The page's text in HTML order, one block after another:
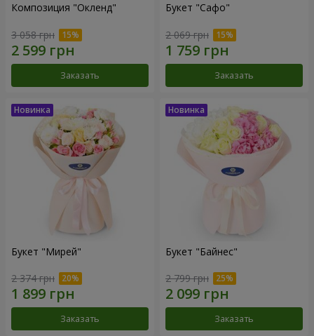
Композиция "Окленд"
3 058 грн
Заказать
Букет "Сафо"
2 069 грн
Заказать
Букет "Мирей"
2 374 грн
Заказать
Букет "Байнес"
2 799 грн
Заказать